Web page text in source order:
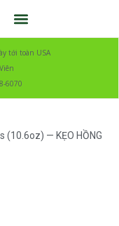
tới toàn USA
6070
(10.6oz) — KẸO HỒNG